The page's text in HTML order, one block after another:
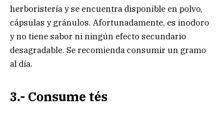
herboristería y se encuentra disponible en polvo,
cápsulas y gránulos. Afortunadamente, es inodoro
y no tiene sabor ni ningún efecto secundario
desagradable. Se recomienda consumir un gramo
al día.
3.- Consume tés